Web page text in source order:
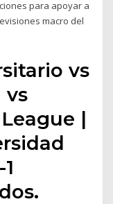
para apoyar a
macro del
vs
vs
|